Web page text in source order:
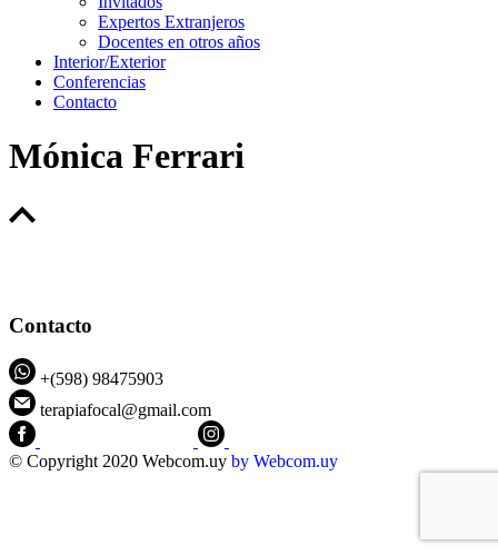
Expertos Extranjeros
Docentes en otros años
Interior/Exterior
Conferencias
Contacto
Mónica Ferrari
Contacto
+(598) 98475903
terapiafocal@gmail.com
© Copyright 2020 Webcom.uy by Webcom.uy